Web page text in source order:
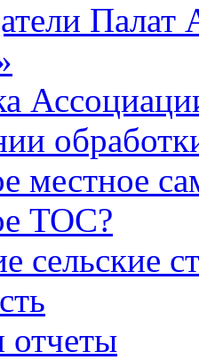
местное
ТОС?
сельские